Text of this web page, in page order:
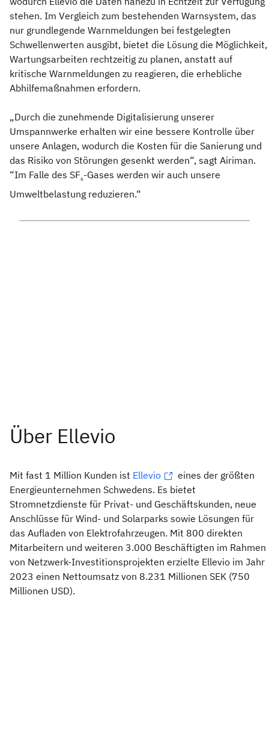
stehen. Im Vergleich zum bestehenden Warnsystem, das
nur grundlegende Warnmeldungen bei festgelegten
Schwellenwerten ausgibt, bietet die Lösung die Möglichkeit,
Wartungsarbeiten rechtzeitig zu planen, anstatt auf
kritische Warnmeldungen zu reagieren, die erhebliche
Abhilfemaßnahmen erfordern.
„Durch die zunehmende Digitalisierung unserer
Umspannwerke erhalten wir eine bessere Kontrolle über
unsere Anlagen, wodurch die Kosten für die Sanierung und
das Risiko von Störungen gesenkt werden“, sagt Airiman.
“Im Falle des SF6-Gases werden wir auch unsere
Umweltbelastung reduzieren.“
Mit fast 1 Million Kunden ist Ellevio
eines der größten
Energieunternehmen Schwedens. Es bietet
Stromnetzdienste für Privat- und Geschäftskunden, neue
Anschlüsse für Wind- und Solarparks sowie Lösungen für
das Aufladen von Elektrofahrzeugen. Mit 800 direkten
Mitarbeitern und weiteren 3.000 Beschäftigten im Rahmen
von Netzwerk-Investitionsprojekten erzielte Ellevio im Jahr
2023 einen Nettoumsatz von 8.231 Millionen SEK (750
Millionen USD).